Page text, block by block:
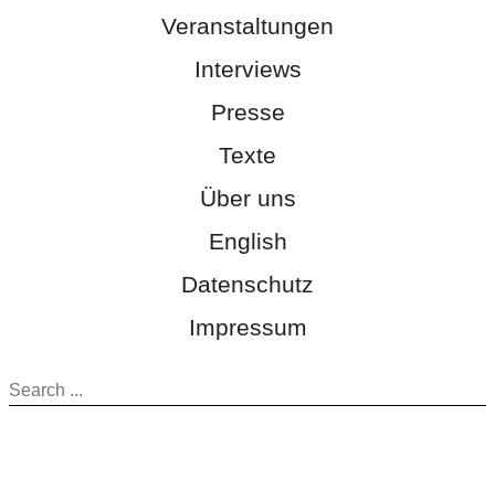
Veranstaltungen
Interviews
Presse
Texte
Über uns
English
Datenschutz
Impressum